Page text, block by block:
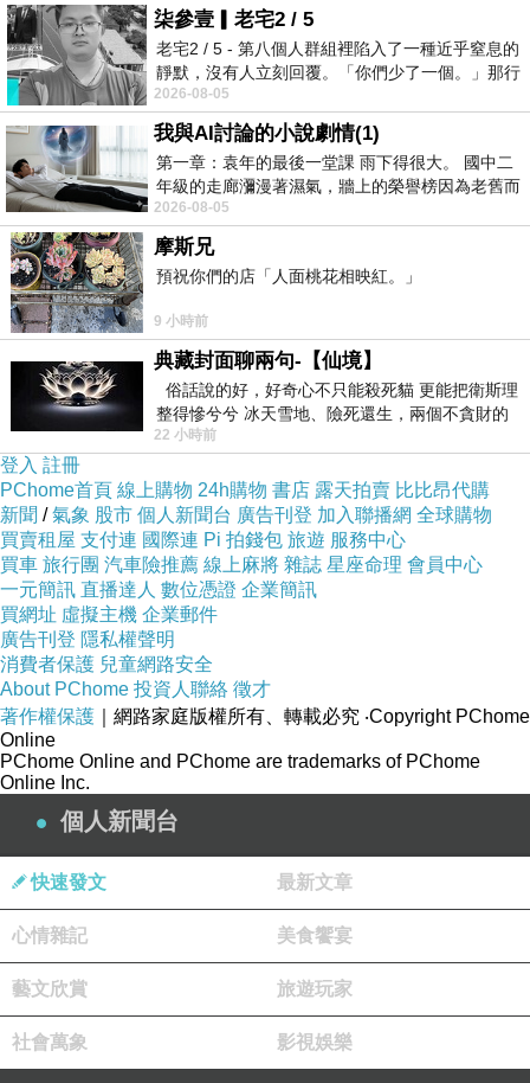
柒參壹▎老宅2 / 5
老宅2 / 5 - 第八個人群組裡陷入了一種近乎窒息的
靜默，沒有人立刻回覆。「你們少了一個。」那行
字像一顆冰冷的鐵釘，硬生生刺進螢
2026-08-05
我與AI討論的小說劇情(1)
第一章：袁年的最後一堂課 雨下得很大。 國中二
年級的走廊瀰漫著濕氣，牆上的榮譽榜因為老舊而
微微捲起。 堯禹舜站在辦公室外，手
2026-08-05
摩斯兄
預祝你們的店「人面桃花相映紅。」
9 小時前
典藏封面聊兩句-【仙境】
俗話說的好，好奇心不只能殺死貓 更能把衛斯理
整得慘兮兮 冰天雪地、險死還生，兩個不貪財的
人尋什麼寶？ 人家追尋愛情還
22 小時前
登入 註冊
PChome首頁 線上購物 24h購物 書店 露天拍賣 比比昂代購
新聞 /氣象 股市 個人新聞台 廣告刊登 加入聯播網 全球購物
買賣租屋 支付連 國際連 Pi 拍錢包 旅遊 服務中心
買車 旅行團 汽車險推薦 線上麻將 雜誌 星座命理 會員中心
一元簡訊 直播達人 數位憑證 企業簡訊
買網址 虛擬主機 企業郵件
廣告刊登 隱私權聲明
消費者保護 兒童網路安全
About PChome 投資人聯絡 徵才
著作權保護 ｜網路家庭版權所有、轉載必究 ‧Copyright PChome
Online
PChome Online and PChome are trademarks of PChome
Online Inc.
個人新聞台
快速發文 最新文章
心情雜記 美食饗宴
藝文欣賞 旅遊玩家
社會萬象 影視娛樂